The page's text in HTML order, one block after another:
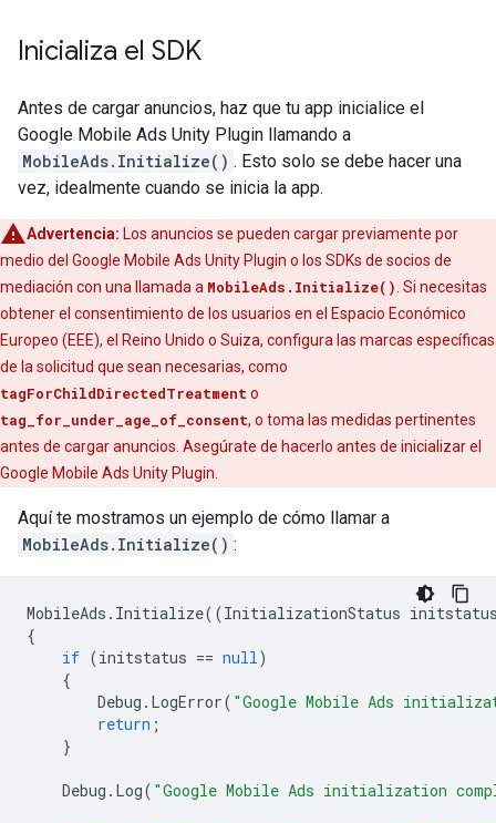
Inicializa el SDK
Antes de cargar anuncios, haz que tu app inicialice el
Google Mobile Ads Unity Plugin llamando a
MobileAds.Initialize() . Esto solo se debe hacer una
vez, idealmente cuando se inicia la app.
Advertencia: Los anuncios se pueden cargar previamente por
medio del Google Mobile Ads Unity Plugin o los SDKs de socios de
mediación con una llamada a MobileAds.Initialize() . Si necesitas
obtener el consentimiento de los usuarios en el Espacio Económico
Europeo (EEE), el Reino Unido o Suiza, configura las marcas específicas
de la solicitud que sean necesarias, como
tagForChildDirectedTreatment o
tag_for_under_age_of_consent, o toma las medidas pertinentes
antes de cargar anuncios. Asegúrate de hacerlo antes de inicializar el
Google Mobile Ads Unity Plugin
Aquí te mostramos un ejemplo de cómo llamar a
MobileAds.Initialize() :
MobileAds . Initialize((InitializationStatus
{
if (initstatus == null )
{
Debug . LogError( "Google Mobile Ads
return ;
}
Debug . Log( "Google Mobile Ads initialization